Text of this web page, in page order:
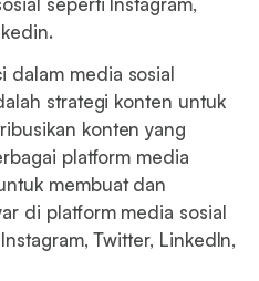
dalam media sosial
strategi konten untuk
konten yang
platform media
membuat dan
di platform media sosial
Twitter, LinkedIn,